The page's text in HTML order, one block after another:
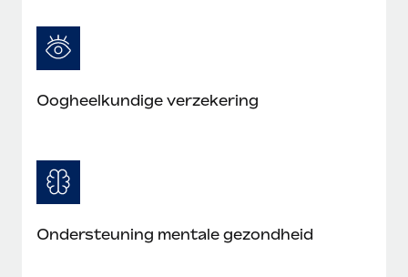
Oogheelkundige verzekering
Ondersteuning mentale gezondheid